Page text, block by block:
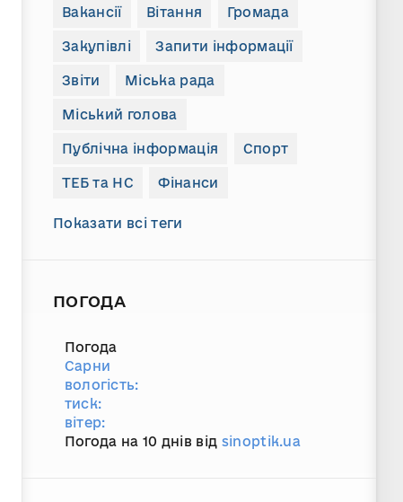
Вакансії Вітання Громада
Закупівлі Запити інформації
Звіти Міська рада
Міський голова
Публічна інформація Спорт
ТЕБ та НС Фінанси
Показати всі теги
ПОГОДА
Погода
Сарни
вологість:
тиск:
вітер:
Погода на 10 днів від sinoptik.ua